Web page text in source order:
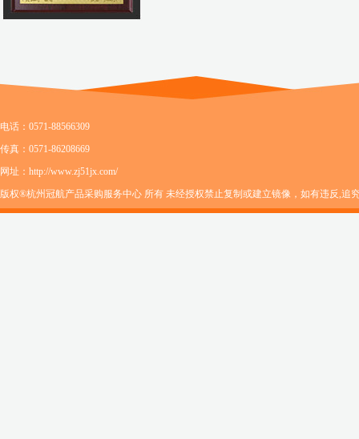
电话：0571-88566309
传真：0571-86208669
网址：http://www.zj51jx.com/
版权®杭州冠航产品采购服务中心 所有 未经授权禁止复制或建立镜像，如有违反,追